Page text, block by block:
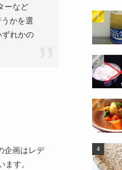
ーなど
かを選
れかの
企画はレデ
す。